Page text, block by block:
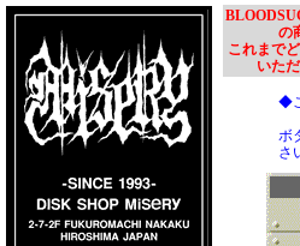
の
これまで
いた
◆
ボ
さ